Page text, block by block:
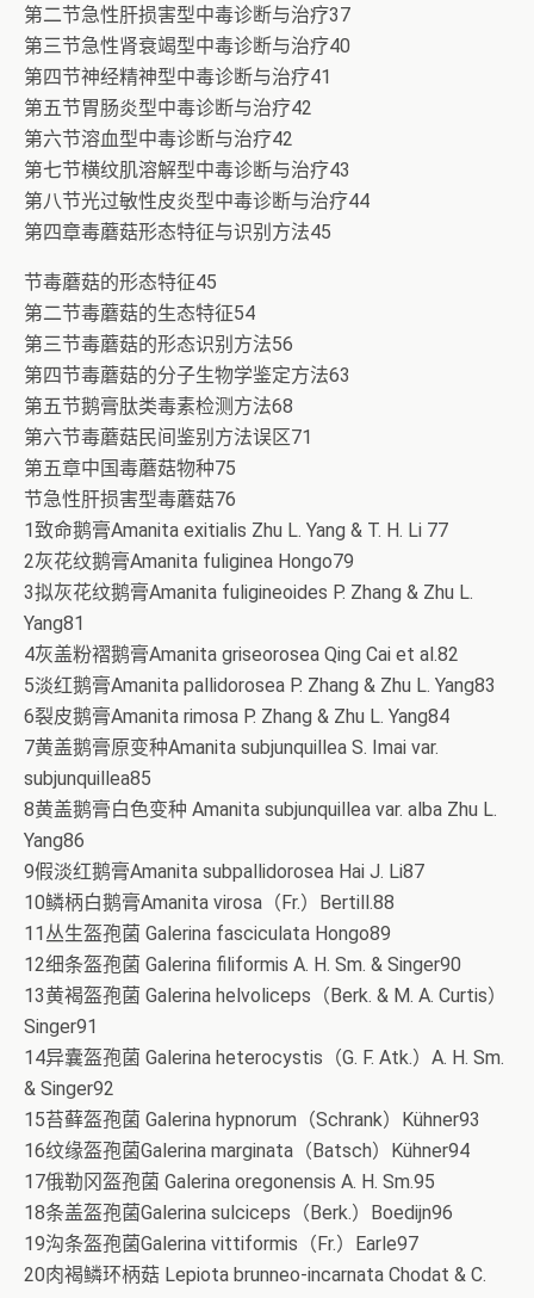
第二节急性肝损害型中毒诊断与治疗37
第三节急性肾衰竭型中毒诊断与治疗40
第四节神经精神型中毒诊断与治疗41
第五节胃肠炎型中毒诊断与治疗42
第六节溶血型中毒诊断与治疗42
第七节横纹肌溶解型中毒诊断与治疗43
第八节光过敏性皮炎型中毒诊断与治疗44
第四章毒蘑菇形态特征与识别方法45
节毒蘑菇的形态特征45
第二节毒蘑菇的生态特征54
第三节毒蘑菇的形态识别方法56
第四节毒蘑菇的分子生物学鉴定方法63
第五节鹅膏肽类毒素检测方法68
第六节毒蘑菇民间鉴别方法误区71
第五章中国毒蘑菇物种75
节急性肝损害型毒蘑菇76
1致命鹅膏Amanita exitialis Zhu L. Yang & T. H. Li 77
2灰花纹鹅膏Amanita fuliginea Hongo79
3拟灰花纹鹅膏Amanita fuligineoides P. Zhang & Zhu L.
Yang81
4灰盖粉褶鹅膏Amanita griseorosea Qing Cai et al.82
5淡红鹅膏Amanita pallidorosea P. Zhang & Zhu L. Yang83
6裂皮鹅膏Amanita rimosa P. Zhang & Zhu L. Yang84
7黄盖鹅膏原变种Amanita subjunquillea S. Imai var.
subjunquillea85
8黄盖鹅膏白色变种 Amanita subjunquillea var. alba Zhu L.
Yang86
9假淡红鹅膏Amanita subpallidorosea Hai J. Li87
10鳞柄白鹅膏Amanita virosa（Fr.）Bertill.88
11丛生盔孢菌 Galerina fasciculata Hongo89
12细条盔孢菌 Galerina filiformis A. H. Sm. & Singer90
13黄褐盔孢菌 Galerina helvoliceps（Berk. & M. A. Curtis）
Singer91
14异囊盔孢菌 Galerina heterocystis（G. F. Atk.）A. H. Sm.
& Singer92
15苔藓盔孢菌 Galerina hypnorum（Schrank）Kühner93
16纹缘盔孢菌Galerina marginata（Batsch）Kühner94
17俄勒冈盔孢菌 Galerina oregonensis A. H. Sm.95
18条盖盔孢菌Galerina sulciceps（Berk.）Boedijn96
19沟条盔孢菌Galerina vittiformis（Fr.）Earle97
20肉褐鳞环柄菇 Lepiota brunneo-incarnata Chodat & C.